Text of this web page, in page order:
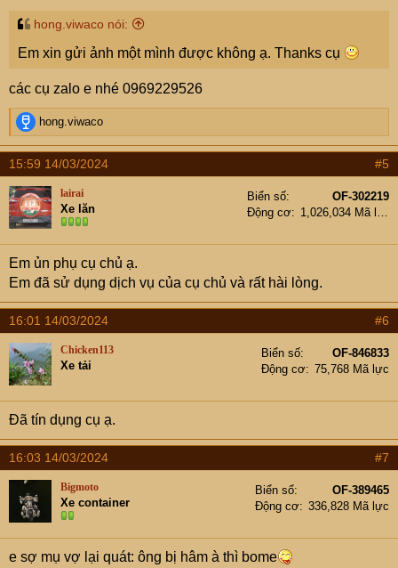
hong.viwaco nói:
Em xin gửi ảnh một mình được không ạ. Thanks cụ
các cụ zalo e nhé 0969229526
R
e
a
c
t
i
o
n
s
:
hong.viwaco
15:59 14/03/2024 #5
lairai
Xe lăn
Biển số
OF-302219
Động cơ
1,026,034 Mã lực
Em ủn phụ cụ chủ ạ.
Em đã sử dụng dịch vụ của cụ chủ và rất hài lòng.
16:01 14/03/2024 #6
Chicken113
Xe tải
Biển số
OF-846833
Động cơ
75,768 Mã lực
Đã tín dụng cụ ạ.
16:03 14/03/2024 #7
Bigmoto
Xe container
Biển số
OF-389465
Động cơ
336,828 Mã lực
e sợ mụ vợ lại quát: ông bị hâm à thì bome